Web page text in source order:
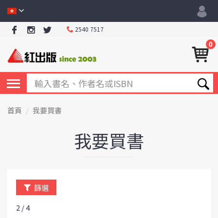
2540 7517
0
首頁 我要買書
我要買書
篩選
2 / 4